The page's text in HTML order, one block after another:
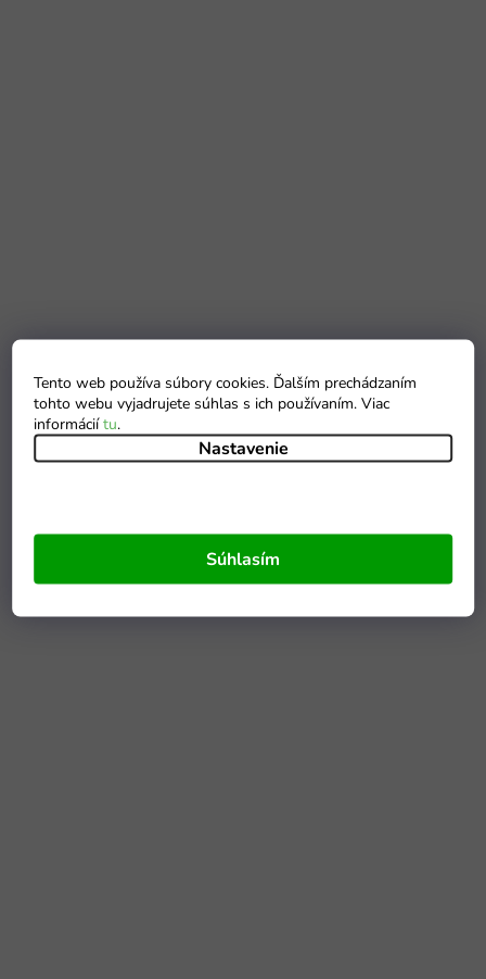
Tento web používa súbory cookies. Ďalším prechádzaním
tohto webu vyjadrujete súhlas s ich používaním. Viac
informáciítu.
Nastavenie
Súhlasím